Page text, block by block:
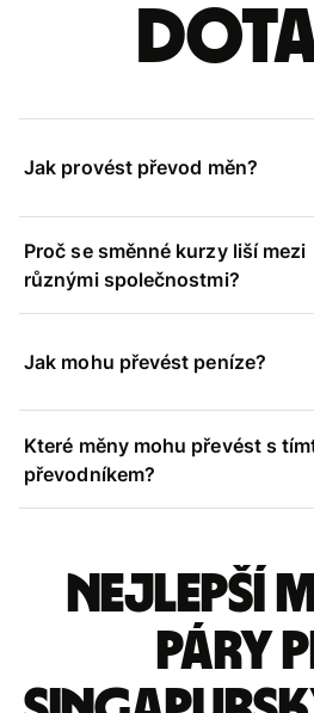
Jak provést převod měn?
Proč se směnné kurzy liší mezi
různými společnostmi?
Jak mohu převést peníze?
Které měny mohu převést s
převodníkem?
Nejlepší
páry